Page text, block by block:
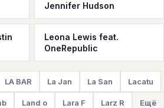
Jennifer Hudson
Leona Lewis feat.
OneRepublic
LA BAR La Jan La San Lacatu
Land o Lara F Larz R Ещё